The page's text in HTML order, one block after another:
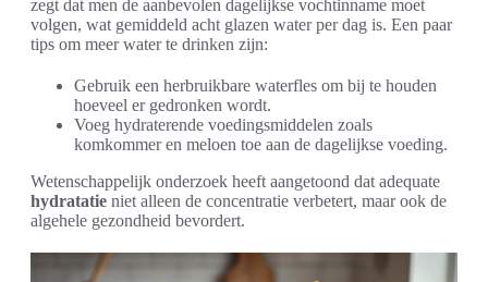
zegt dat men de aanbevolen dagelijkse vochtinname moet
volgen, wat gemiddeld acht glazen water per dag is. Een paar
tips om meer water te drinken zijn:
Gebruik een herbruikbare waterfles om bij te houden
hoeveel er gedronken wordt.
Voeg hydraterende voedingsmiddelen zoals
komkommer en meloen toe aan de dagelijkse voeding.
Wetenschappelijk onderzoek heeft aangetoond dat adequate
hydratatie niet alleen de concentratie verbetert, maar ook de
algehele gezondheid bevordert.